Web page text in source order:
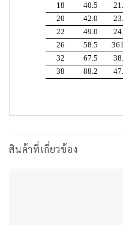
18
40.5
20
42.0
22
49.0
26
58.5
32
67.5
38
88.2
สินค้าที่เกี่ยวข้อง